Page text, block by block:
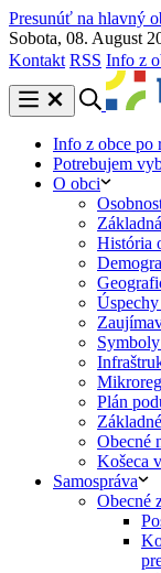
Presunúť na hlavný
Sobota, 08. August
Kontakt RSS Info z
Info z obce po
Potrebujem
O obci
História
Úspechy
Plán
Obecné
Košeca
Samospráva
Obecné